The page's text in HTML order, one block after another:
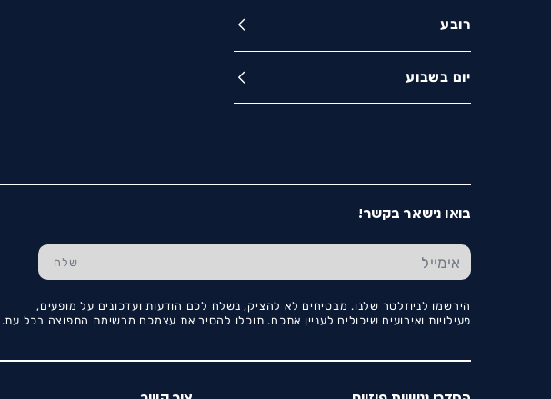
רובע
יום בשבוע
בואו נישאר בקשר!
הירשמו לניוזלטר שלנו. מבטיחים לא להציק, נשלח לכם הודעות ועדכונים על מופעים,
פעילויות ואירועים שיכולים לעניין אתכם. תוכלו להסיר את עצמכם מרשימת התפוצה בכל עת.